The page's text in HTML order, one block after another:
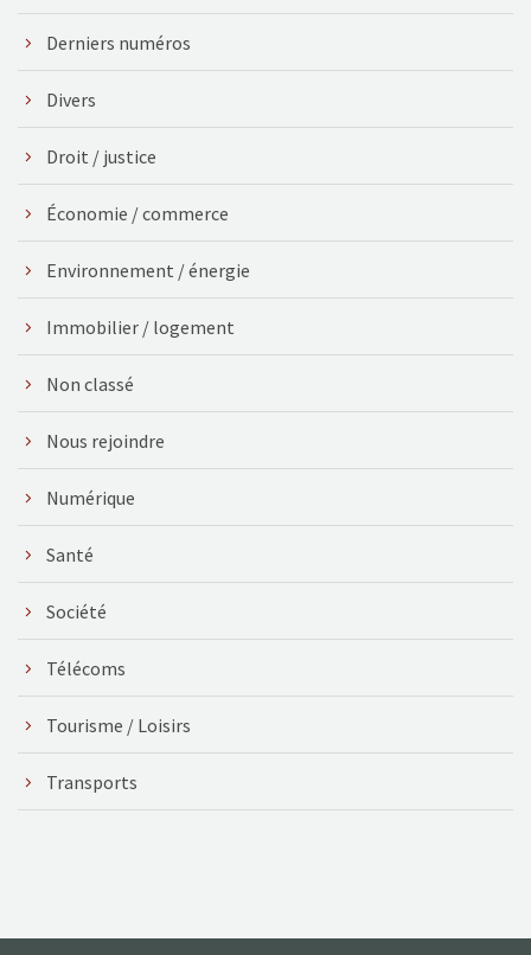
Derniers numéros
Divers
Droit / justice
Économie / commerce
Environnement / énergie
Immobilier / logement
Non classé
Nous rejoindre
Numérique
Santé
Société
Télécoms
Tourisme / Loisirs
Transports